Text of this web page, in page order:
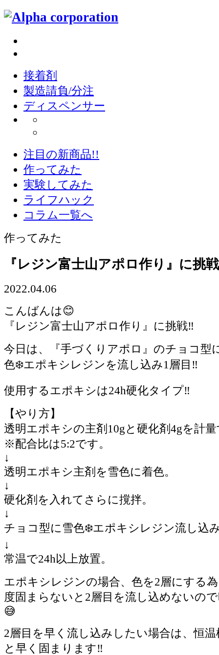
接着剤
製造請負/分注
ディスペンサー
注目の新商品!!
作ってみた
実験してみた
ライフハック
コラム一覧へ
作ってみた
『レジン富士山アポロ作り』に挑
2022.04.06
こんばんは😊
『レジン富士山アポロ作り』に挑戦‼️
今日は、『手づくりアポロ』のチョコ型
色❄️エポキシレジンを流し込み1層目‼️
使用するエポキシは24h硬化タイプ‼️
【やり方】
透明エポキシの主剤10gと硬化剤4gを計
※配合比は5:2です。
↓
透明エポキシ主剤を雪色に着色。
↓
硬化剤を入れてさらに撹拌。
↓
チョコ型に雪色❄️エポキシレジン流し込
↓
常温で24h以上放置。
エポキシレジンの場合、色を2層にする
度固まらないと2層目を流し込めないの
😅
2層目を早く流し込みしたい場合は、恒
と早く固まります‼️